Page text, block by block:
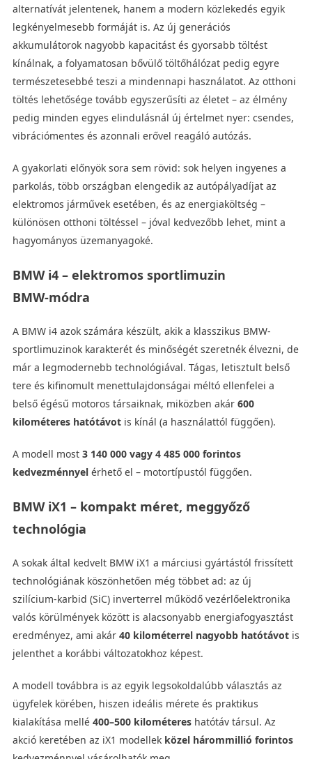
alternatívát jelentenek, hanem a modern közlekedés egyik
legkényelmesebb formáját is. Az új generációs
akkumulátorok nagyobb kapacitást és gyorsabb töltést
kínálnak, a folyamatosan bővülő töltőhálózat pedig egyre
természetesebbé teszi a mindennapi használatot. Az otthoni
töltés lehetősége tovább egyszerűsíti az életet – az élmény
pedig minden egyes elindulásnál új értelmet nyer: csendes,
vibrációmentes és azonnali erővel reagáló autózás.
A gyakorlati előnyök sora sem rövid: sok helyen ingyenes a
parkolás, több országban elengedik az autópályadíjat az
elektromos járművek esetében, és az energiaköltség –
különösen otthoni töltéssel – jóval kedvezőbb lehet, mint a
hagyományos üzemanyagoké.
BMW i4 – elektromos sportlimuzin
BMW‑módra
A BMW i4 azok számára készült, akik a klasszikus BMW-
sportlimuzinok karakterét és minőségét szeretnék élvezni, de
már a legmodernebb technológiával. Tágas, letisztult belső
tere és kifinomult menettulajdonságai méltó ellenfelei a
belső égésű motoros társaiknak, miközben akár 600
kilométeres hatótávotis kínál (a használattól függően).
A modell most 3 140 000 vagy 4 485 000 forintos
kedvezménnyelérhető el – motortípustól függően.
BMW iX1 – kompakt méret, meggyőző
technológia
A sokak által kedvelt BMW iX1 a márciusi gyártástól frissített
technológiának köszönhetően még többet ad: az új
szilícium‑karbid (SiC) inverterrel működő vezérlőelektronika
valós körülmények között is alacsonyabb energiafogyasztást
eredményez, ami akár 40 kilométerrel nagyobb hatótávotis
jelenthet a korábbi változatokhoz képest.
A modell továbbra is az egyik legsokoldalúbb választás az
ügyfelek körében, hiszen ideális mérete és praktikus
kialakítása mellé 400–500 kilométereshatótáv társul. Az
akció keretében az iX1 modellek közel hárommillió forintos